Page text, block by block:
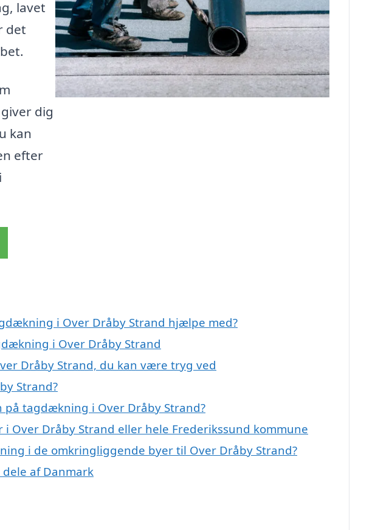
lavet
det
dig
kan
efter
i Over Dråby Strand hjælpe med?
i Over Dråby Strand
Dråby Strand, du kan være tryg ved
Strand?
tagdækning i Over Dråby Strand?
Over Dråby Strand eller hele Frederikssund kommune
i de omkringliggende byer til Over Dråby Strand?
af Danmark